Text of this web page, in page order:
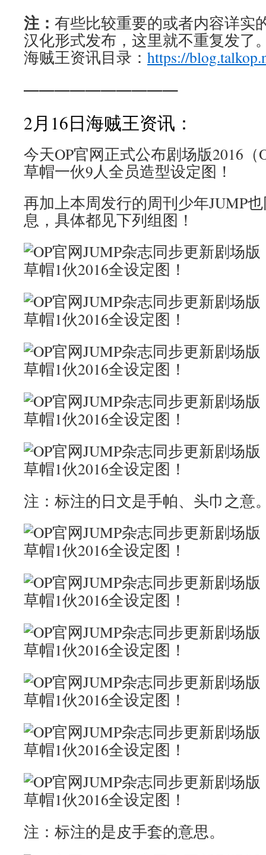
注： 有些比较重要的或者内容详实
汉化形式发布，这里就不重复发了
海贼王资讯目录： https://
——————————
2月16日海贼王资讯：
今天OP官网正式公布剧场版2016（
草帽一伙9人全员造型设定图！
再加上本周发行的周刊少年JUMP
息，具体都见下列组图！
注：标注的日文是手帕、头巾之意
注：标注的是皮手套的意思。